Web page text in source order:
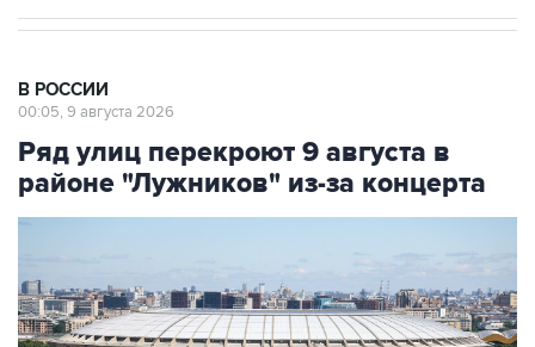
В РОССИИ
00:05, 9 августа 2026
Ряд улиц перекроют 9 августа в
районе "Лужников" из-за концерта